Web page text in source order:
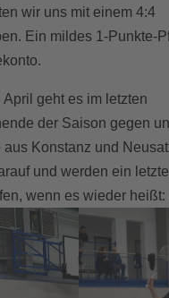
wir uns mit einem 4:4
Ein mildes 1-Punkte-
April geht es im letzten
der Saison gegen
aus Konstanz und
und werden ein
wenn es wieder heißt: